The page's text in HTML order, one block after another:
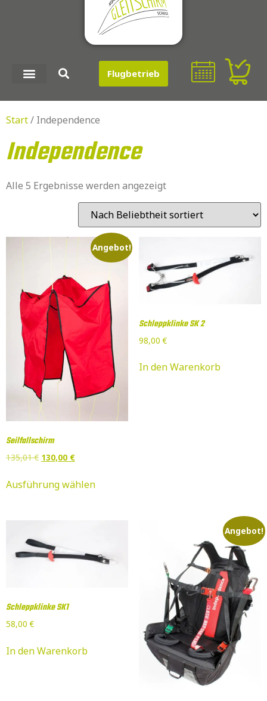
Flugbetrieb
Start/ Independence
Independence
Alle 5 Ergebnisse werden angezeigt
Angebot!
Seilfallschirm
135,01€ 130,00 €
Ausführung wählen
Schleppklinke SK 2
98,00€
In den Warenkorb
Schleppklinke SK1
58,00€
In den Warenkorb
Angebot!